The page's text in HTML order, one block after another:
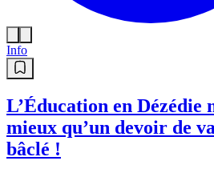
Info
L’Éducation en Dézédie
mieux qu’un devoir de
bâclé !